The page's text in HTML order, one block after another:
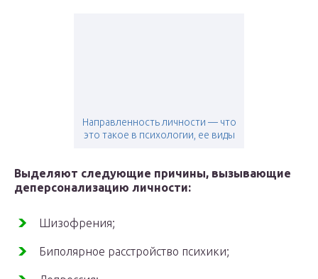
Направленность личности — что
это такое в психологии, ее виды
Выделяют следующие причины, вызывающие
деперсонализацию личности:
Шизофрения;
Биполярное расстройство психики;